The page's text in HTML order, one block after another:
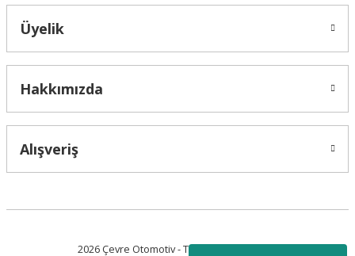
Üyelik
Hakkımızda
Alışveriş
2026 Çevre Otomotiv - Tüm Hakları Saklıdır.